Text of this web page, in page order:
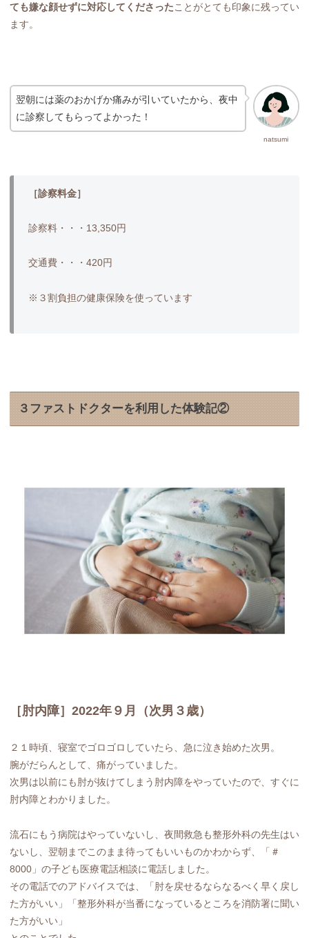
ても嫌な顔せずに対応してくださったことがとても印象に残ってい
ます。
natsumi
翌朝には薬のおかげか痛みが引いていたから、夜中
に診察してもらってよかった！
［診察料金］
診察料・・・13,350円
交通費・・・420円
※３割負担の健康保険を使っています
３ファストドクターを利用した体験記②
［肘内障］2022年９月（次男３歳）
２１時頃、寝室でゴロゴロしていたら、急に泣き始めた次男。
腕がだらんとして、痛がっていました。
次男は以前にも肘が抜けてしまう肘内障をやっていたので、すぐに
肘内障とわかりました。
流石にもう病院はやっていないし、夜間救急も整形外科の先生はい
ないし、翌朝までこのまま待ってもいいものかわからず、「＃
8000」の子ども医療電話相談に電話しました。
その電話でのアドバイスでは、「肘を戻せるならなるべく早く戻し
た方がいい」「整形外科が当番になっているところを消防署に聞い
た方がいい」